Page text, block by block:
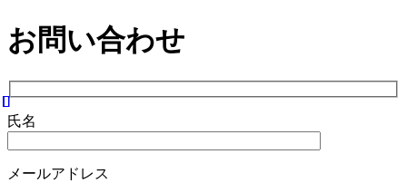
お問い合わせ
氏名
メールアドレス